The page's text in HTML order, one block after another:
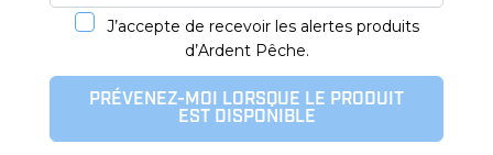
J’accepte de recevoir les alertes produits
d’Ardent Pêche.
PRÉVENEZ-MOI LORSQUE LE PRODUIT
EST DISPONIBLE